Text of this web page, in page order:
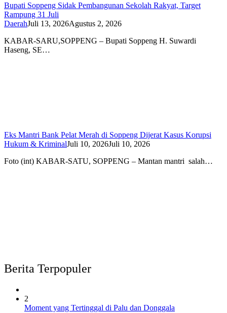
Bupati Soppeng Sidak Pembangunan Sekolah Rakyat, Target
Rampung 31 Juli
DaerahJuli 13, 2026Agustus 2, 2026
KABAR-SARU,SOPPENG – Bupati Soppeng H. Suwardi
Haseng, SE…
Eks Mantri Bank Pelat Merah di Soppeng Dijerat Kasus Korupsi
Hukum & KriminalJuli 10, 2026Juli 10, 2026
Foto (int) KABAR-SATU, SOPPENG – Mantan mantri salah…
Berita Terpopuler
2
Moment yang Tertinggal di Palu dan Donggala